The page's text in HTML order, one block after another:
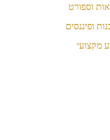
וספורט
ופיננסים
מקצועי